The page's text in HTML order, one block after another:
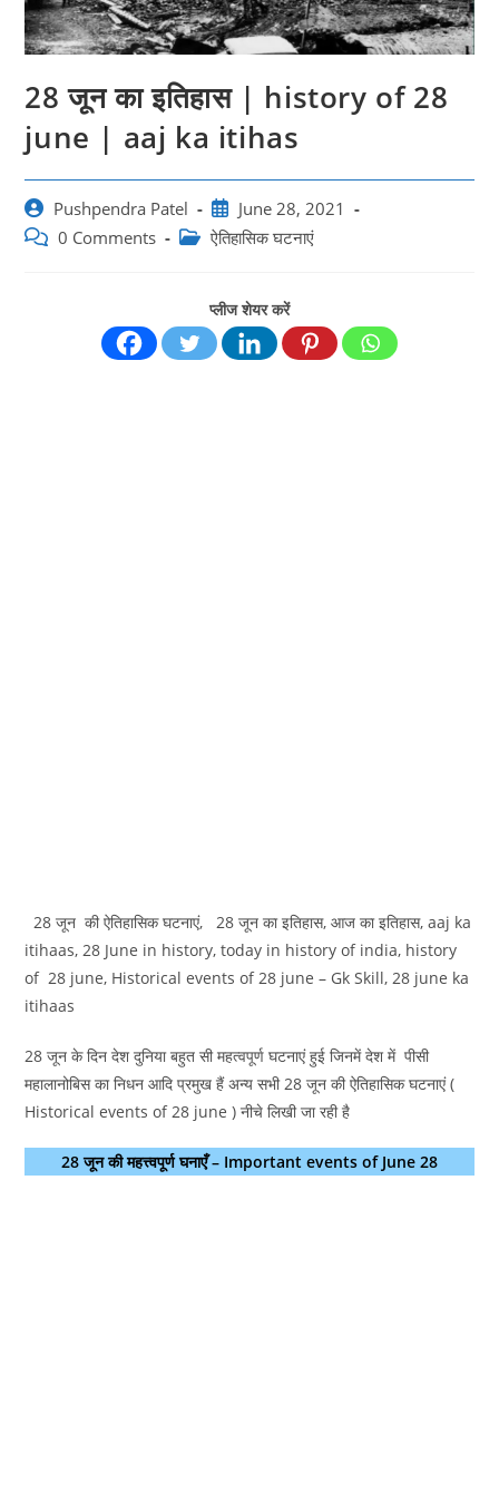
28 जून का इतिहास | history of 28
june | aaj ka itihas
Post
author:
Pushpendra Patel
Post
published:
June 28, 2021
Post 0 Comments
Postऐतिहासिक घटनाएं
प्लीज शेयर करें
28 जून की ऐतिहासिक घटनाएं, 28 जून का इतिहास, आज का इतिहास, aaj ka
itihaas, 28 June in history, today in history of india, history
of 28 june, Historical events of 28 june – Gk Skill, 28 june ka
itihaas
28 जून के दिन देश दुनिया बहुत सी महत्वपूर्ण घटनाएं हुई जिनमें देश में पीसी
महालानोबिस का निधन आदि प्रमुख हैं अन्य सभी 28 जून की ऐतिहासिक घटनाएं (
Historical events of 28 june ) नीचे लिखी जा रही है
28 जून की महत्त्वपूर्ण घनाएँ – Important events of June 28